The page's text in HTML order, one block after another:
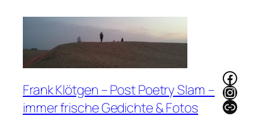
Frank Klötgen – Post Poetry Slam –
immer frische Gedichte & Fotos
Link